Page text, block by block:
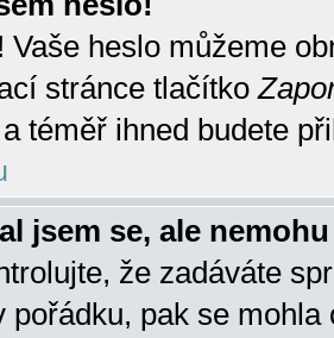
Vaše heslo můžeme
stránce tlačítko
téměř ihned budete
jsem se, ale
že zadáváte
pořádku, pak se